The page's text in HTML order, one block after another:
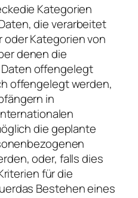
Kategorien
die verarbeitet
Kategorien von
denen die
offengelegt
offengelegt werden,
in
die geplante
oder, falls dies
für die
Bestehen eines